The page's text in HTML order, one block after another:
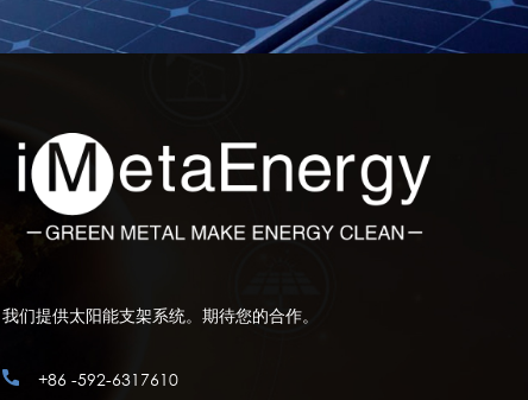
我们提供太阳能支架系统。期待您的合作。
+86 -592-6317610